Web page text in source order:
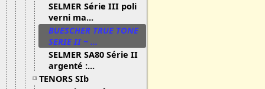
SELMER Série III poli
verni ma...
BUESCHER TRUE TONE
SERIE II ~ ...
SELMER SA80 Série II
argenté :...
TENORS SIb